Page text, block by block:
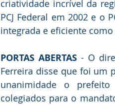
criatividade incrível da
PCJ Federal em 2002 e o
integrada e eficiente como
PORTAS ABERTAS - O
Ferreira disse que foi um
unanimidade o
colegiados para o